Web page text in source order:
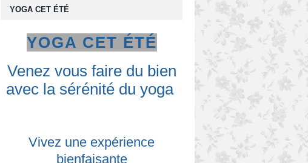
YOGA CET ÉTÉ
YOGA CET ÉTÉ
Venez vous faire du bien
avec la sérénité du yoga
Vivez une expérience
bienfaisante